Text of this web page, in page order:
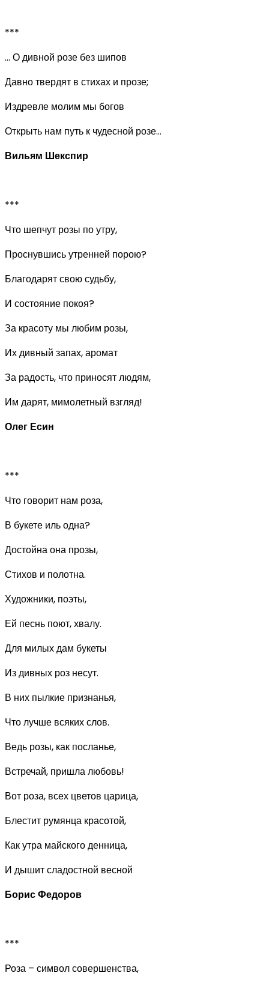
***
… О дивной розе без шипов
Давно твердят в стихах и прозе;
Издревле молим мы богов
Открыть нам путь к чудесной розе…
Вильям Шекспир
***
Что шепчут розы по утру,
Проснувшись утренней порою?
Благодарят свою судьбу,
И состояние покоя?
За красоту мы любим розы,
Их дивный запах, аромат
За радость, что приносят людям,
Им дарят, мимолетный взгляд!
Олег Есин
***
Что говорит нам роза,
В букете иль одна?
Достойна она прозы,
Стихов и полотна.
Художники, поэты,
Ей песнь поют, хвалу.
Для милых дам букеты
Из дивных роз несут.
В них пылкие признанья,
Что лучше всяких слов.
Ведь розы, как посланье,
Встречай, пришла любовь!
Вот роза, всех цветов царица,
Блестит румянца красотой,
Как утра майского денница,
И дышит сладостной весной
Борис Федоров
***
Роза – символ совершенства,